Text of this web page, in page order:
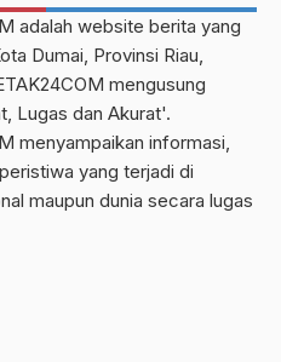
adalah website berita yang
Dumai, Provinsi Riau,
mengusung
Lugas dan Akurat'.
menyampaikan informasi,
yang terjadi di
maupun dunia secara lugas